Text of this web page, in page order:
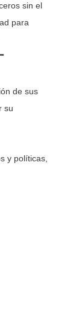
sin el
para
de sus
su
y políticas,